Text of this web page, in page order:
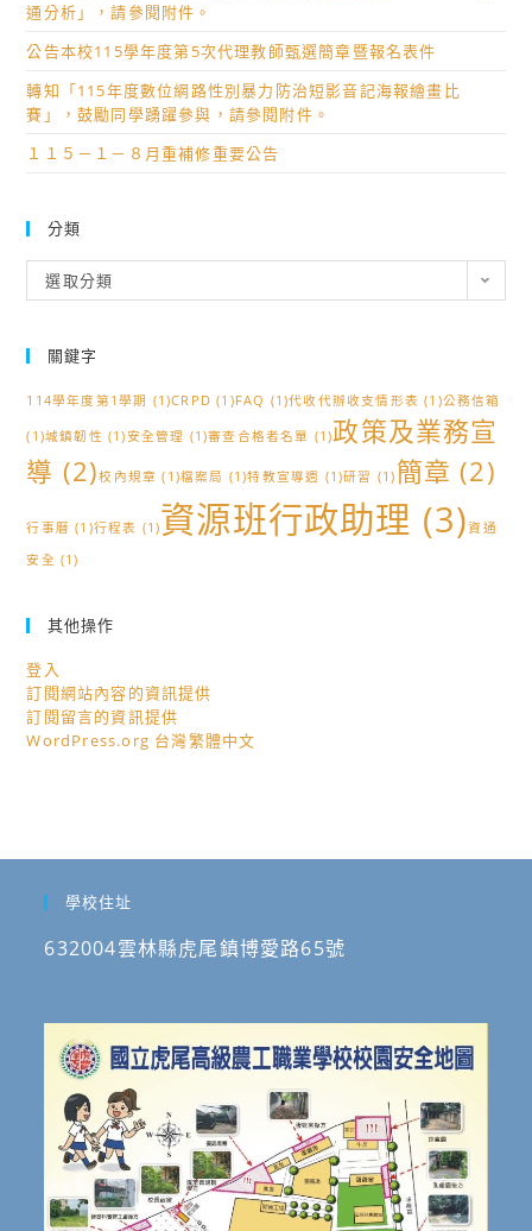
通分析」，請參閱附件。
公告本校115學年度第5次代理教師甄選簡章暨報名表件
轉知「115年度數位網路性別暴力防治短影音記海報繪畫比
賽」，鼓勵同學踴躍參與，請參閱附件。
１１５－１－８月重補修重要公告
分類
類
選取分類
關鍵字
114學年度第1學期 (1)CRPD (1)FAQ (1)代收代辦收支情形表 (1)公務信箱
(1)城鎮韌性 (1)安全管理 (1)審查合格者名單 (1)政策及業務宣
導 (2)校內規章 (1)檔案局 (1)特教宣導週 (1)研習 (1) 簡章 (2)
行事曆 (1)行程表 (1)資源班行政助理 (3)資通
安全 (1)
其他操作
登入
訂閱網站內容的資訊提供
訂閱留言的資訊提供
WordPress.org 台灣繁體中文
學校住址
632004雲林縣虎尾鎮博愛路65號